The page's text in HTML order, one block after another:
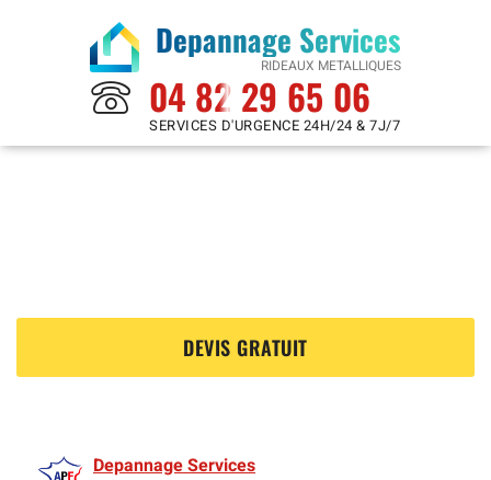
Depannage Services
RIDEAUX METALLIQUES
04 82 29 65 06
SERVICES D'URGENCE 24H/24 & 7J/7
DEVIS GRATUIT
Depannage Services